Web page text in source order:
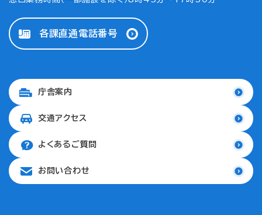
各課直通電話番号
庁舎案内
交通アクセス
よくあるご質問
お問い合わせ